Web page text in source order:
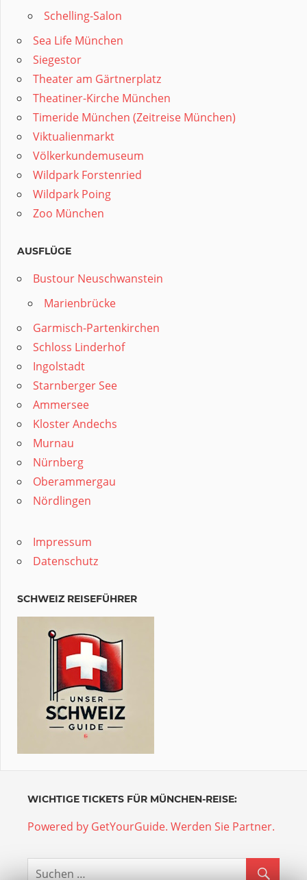
Schelling-Salon
Sea Life München
Siegestor
Theater am Gärtnerplatz
Theatiner-Kirche München
Timeride München (Zeitreise München)
Viktualienmarkt
Völkerkundemuseum
Wildpark Forstenried
Wildpark Poing
Zoo München
AUSFLÜGE
Bustour Neuschwanstein
Marienbrücke
Garmisch-Partenkirchen
Schloss Linderhof
Ingolstadt
Starnberger See
Ammersee
Kloster Andechs
Murnau
Nürnberg
Oberammergau
Nördlingen
Impressum
Datenschutz
SCHWEIZ REISEFÜHRER
WICHTIGE TICKETS FÜR MÜNCHEN-REISE:
Powered by GetYourGuide. Werden Sie Partner.